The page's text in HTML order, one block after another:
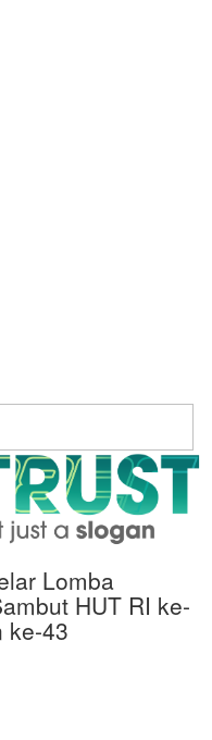
Lomba
HUT RI ke-
ke-43